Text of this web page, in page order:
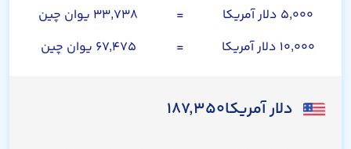
۵,۰۰۰ دلار آمریکا
=
۳۳,۷۳۸ یوان چین
۱۰,۰۰۰ دلار آمریکا
= ۶۷,۴۷۵ یوان چین
دلار آمریکا۱۸۷,۳۵۰